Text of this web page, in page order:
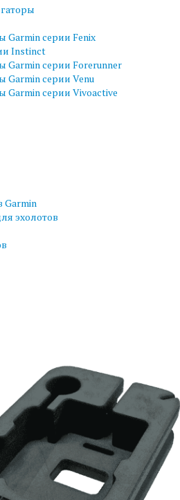
Garmin серии Fenix
Instinct
Garmin серии Forerunner
Garmin серии Venu
Garmin серии Vivoactive
Garmin
эхолотов